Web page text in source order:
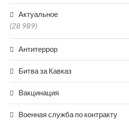
Актуальное
(28 989)
Антитеррор
Битва за Кавказ
Вакцинация
Военная служба по контракту